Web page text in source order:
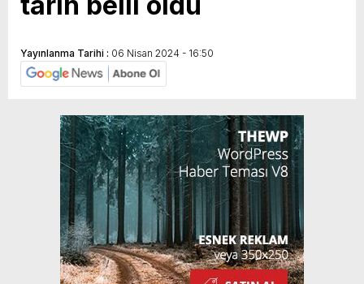
Yayınlanma Tarihi : 06 Nisan 2024 - 16:50